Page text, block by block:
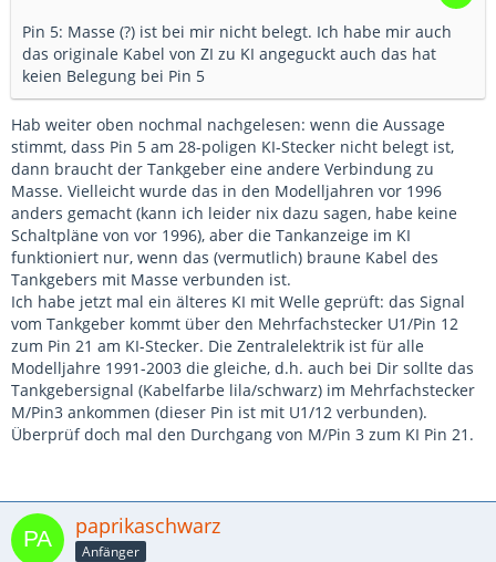
Pin 5: Masse (?) ist bei mir nicht belegt. Ich habe mir auch
das originale Kabel von ZI zu KI angeguckt auch das hat
keien Belegung bei Pin 5
Hab weiter oben nochmal nachgelesen: wenn die Aussage
stimmt, dass Pin 5 am 28-poligen KI-Stecker nicht belegt ist,
dann braucht der Tankgeber eine andere Verbindung zu
Masse. Vielleicht wurde das in den Modelljahren vor 1996
anders gemacht (kann ich leider nix dazu sagen, habe keine
Schaltpläne von vor 1996), aber die Tankanzeige im KI
funktioniert nur, wenn das (vermutlich) braune Kabel des
Tankgebers mit Masse verbunden ist.
Ich habe jetzt mal ein älteres KI mit Welle geprüft: das Signal
vom Tankgeber kommt über den Mehrfachstecker U1/Pin 12
zum Pin 21 am KI-Stecker. Die Zentralelektrik ist für alle
Modelljahre 1991-2003 die gleiche, d.h. auch bei Dir sollte das
Tankgebersignal (Kabelfarbe lila/schwarz) im Mehrfachstecker
M/Pin3 ankommen (dieser Pin ist mit U1/12 verbunden).
Überprüf doch mal den Durchgang von M/Pin 3 zum KI Pin 21.
paprikaschwarz
Anfänger